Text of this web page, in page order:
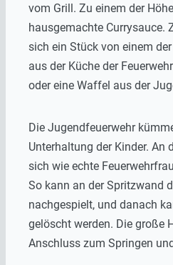
vom Grill. Zu einem der
hausgemachte Currysauce.
sich ein Stück von einem
aus der Küche der
oder eine Waffel aus der
Die Jugendfeuerwehr
Unterhaltung der Kinder. An
sich wie echte
So kann an der Spritzwand
nachgespielt, und danach
gelöscht werden. Die große
Anschluss zum Springen